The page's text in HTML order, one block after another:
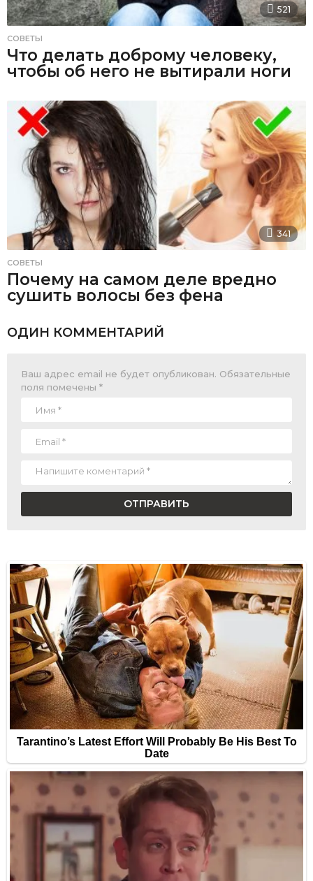
521
СОВЕТЫ
Что делать доброму человеку,
чтобы об него не вытирали ноги
341
СОВЕТЫ
Почему на самом деле вредно
сушить волосы без фена
ОДИН КОММЕНТАРИЙ
Ваш адрес email не будет опубликован. Обязательные
поля помечены *